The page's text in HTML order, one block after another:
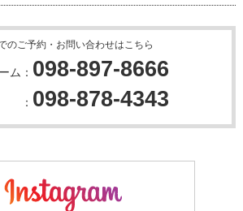
のご予約・お問い合わせはこちら
ム： 098-897-8666
： 098-878-4343